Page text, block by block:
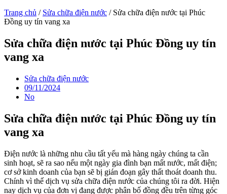
Trang chủ / Sửa chữa điện nước / Sửa chữa điện nước tại Phúc
Đồng uy tín vang xa
Sửa chữa điện nước tại Phúc Đồng uy tín
vang xa
Sửa chữa điện nước
09/11/2024
No
Sửa chữa điện nước tại Phúc Đồng uy tín
vang xa
Điện nước là những nhu cầu tất yếu mà hàng ngày chúng ta cần
sinh hoạt, sẽ ra sao nếu một ngày gia đình bạn mất nước, mất điện;
cơ sở kinh doanh của bạn sẽ bị gián đoạn gây thất thoát doanh thu.
Chính vì thế dịch vụ sửa chữa điện nước của chúng tôi ra đời. Hiện
nay dịch vụ của đơn vị đang được phân bố đồng đều trên từng góc